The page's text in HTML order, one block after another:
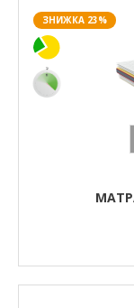
ЗНИЖКА 23%